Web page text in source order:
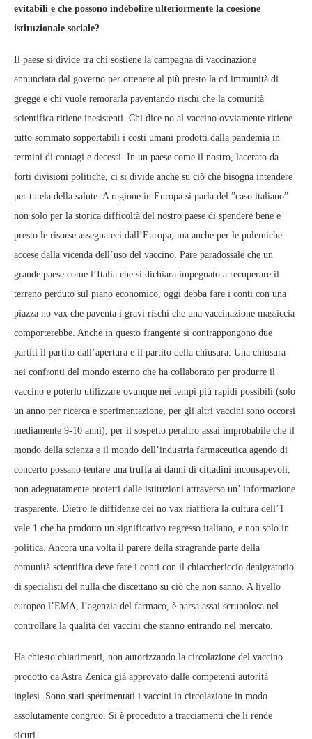
evitabili e che possono indebolire ulteriormente la coesione
istituzionale sociale?
Il paese si divide tra chi sostiene la campagna di vaccinazione
annunciata dal governo per ottenere al più presto la cd immunità di
gregge e chi vuole remorarla paventando rischi che la comunità
scientifica ritiene inesistenti. Chi dice no al vaccino ovviamente ritiene
tutto sommato sopportabili i costi umani prodotti dalla pandemia in
termini di contagi e decessi. In un paese come il nostro, lacerato da
forti divisioni politiche, ci si divide anche su ciò che bisogna intendere
per tutela della salute. A ragione in Europa si parla del ”caso italiano”
non solo per la storica difficoltà del nostro paese di spendere bene e
presto le risorse assegnateci dall’Europa, ma anche per le polemiche
accese dalla vicenda dell’uso del vaccino. Pare paradossale che un
grande paese come l’Italia che si dichiara impegnato a recuperare il
terreno perduto sul piano economico, oggi debba fare i conti con una
piazza no vax che paventa i gravi rischi che una vaccinazione massiccia
comporterebbe. Anche in questo frangente si contrappongono due
partiti il partito dall’apertura e il partito della chiusura. Una chiusura
nei confronti del mondo esterno che ha collaborato per produrre il
vaccino e poterlo utilizzare ovunque nei tempi più rapidi possibili (solo
un anno per ricerca e sperimentazione, per gli altri vaccini sono occorsi
mediamente 9-10 anni), per il sospetto peraltro assai improbabile che il
mondo della scienza e il mondo dell’industria farmaceutica agendo di
concerto possano tentare una truffa ai danni di cittadini inconsapevoli,
non adeguatamente protetti dalle istituzioni attraverso un’ informazione
trasparente. Dietro le diffidenze dei no vax riaffiora la cultura dell’1
vale 1 che ha prodotto un significativo regresso italiano, e non solo in
politica. Ancora una volta il parere della stragrande parte della
comunità scientifica deve fare i conti con il chiacchericcio denigratorio
di specialisti del nulla che discettano su ciò che non sanno. A livello
europeo l’EMA, l’agenzia del farmaco, è parsa assai scrupolosa nel
controllare la qualità dei vaccini che stanno entrando nel mercato.
Ha chiesto chiarimenti, non autorizzando la circolazione del vaccino
prodotto da Astra Zenica già approvato dalle competenti autorità
inglesi. Sono stati sperimentati i vaccini in circolazione in modo
assolutamente congruo. Si è proceduto a tracciamenti che li rende
sicuri.